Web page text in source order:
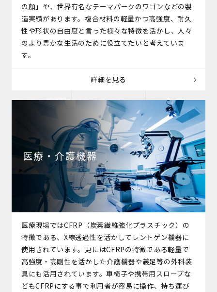
の顔」や、世界有名なテーマパークのワゴンなどの製
造実績があります。複合材料の軽量かつ高強度、耐久
性や形状の自由度と言った様々な特徴を活かし、人々
のより豊かな生活のために役立てたいと考えていま
す。
詳細を見る
医療・介護機器
医療現場ではCFRP（炭素繊維強化プラスチック）の
特徴である、X線透過性を活かしてレントゲン機器に
使用されています。更にはCFRPの特徴である軽量で
高強度・高剛性を活かした介護機器や義足等の外科装
具にも活用されています。車椅子や携帯用スロープな
どもCFRPにする事で利用者が容易に操作、持ち運び